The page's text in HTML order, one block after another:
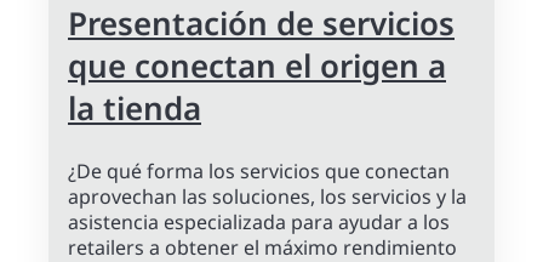
Presentación de servicios
que conectan el origen a
la tienda
¿De qué forma los servicios que conectan
aprovechan las soluciones, los servicios y la
asistencia especializada para ayudar a los
retailers a obtener el máximo rendimiento